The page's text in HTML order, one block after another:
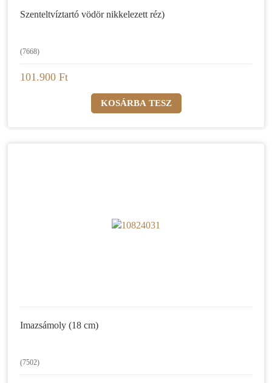
Szenteltvíztartó vödör nikkelezett réz)
(7668)
101.900 Ft
Imazsámoly (18 cm)
(7502)